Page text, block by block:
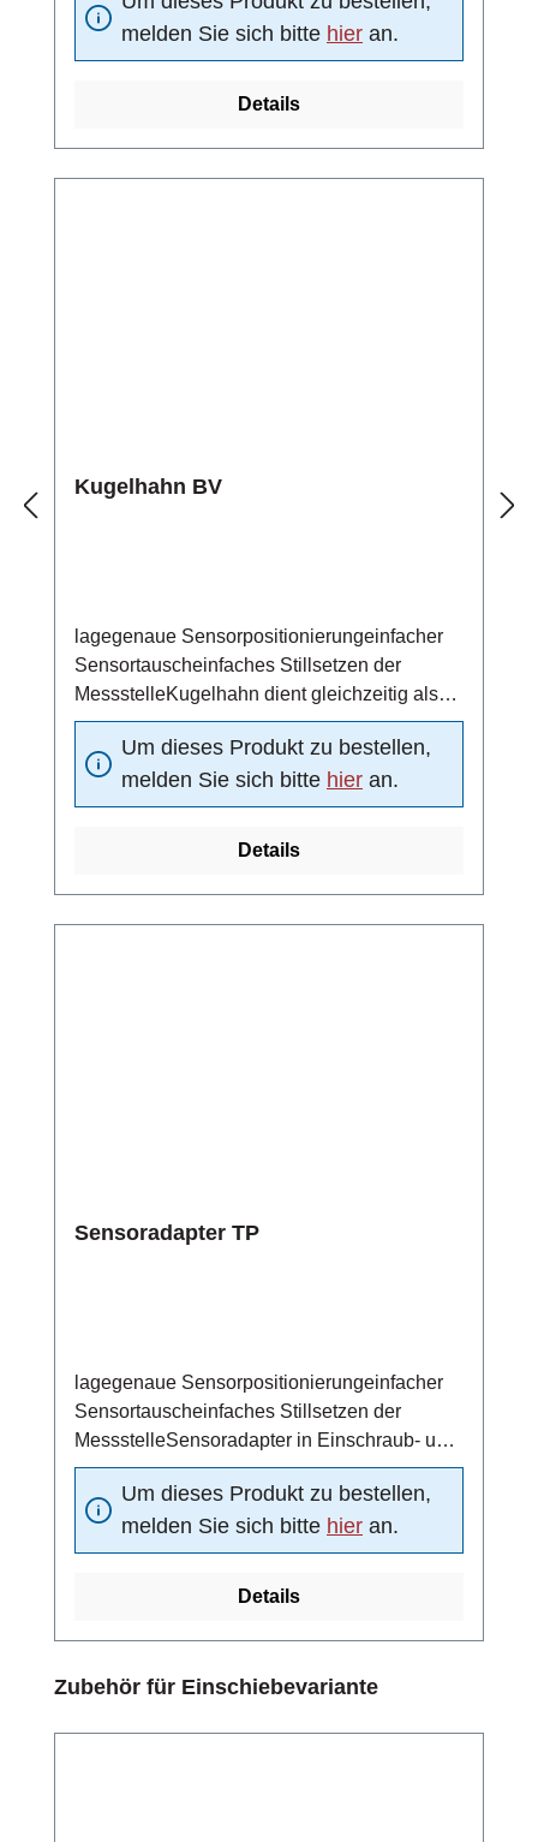
Blindstopfen verschlossen werdenmit O-Ring
melden Sie sich bitte hier an.
Details
Kugelhahn BV
lagegenaue Sensorpositionierungeinfacher
Sensortauscheinfaches Stillsetzen der
MessstelleKugelhahn dient gleichzeitig als
Absperrventil/beidseitig dichtendMaterial
(Kugeldichtung): DelrinNenndruck: PN 25 bar
Um dieses Produkt zu bestellen,
melden Sie sich bitte hier an.
Details
Sensoradapter TP
lagegenaue Sensorpositionierungeinfacher
Sensortauscheinfaches Stillsetzen der
MessstelleSensoradapter in Einschraub- und
Schweißtechnik
Um dieses Produkt zu bestellen,
melden Sie sich bitte hier an.
Details
Produktgalerie überspringen
Zubehör für Einschiebevariante